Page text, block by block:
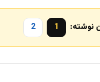
نوشته: 1
2